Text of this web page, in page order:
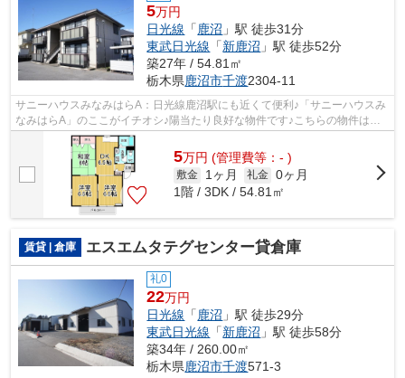
5万円
日光線 「 鹿沼 」駅 徒歩31分
東武日光線 「新鹿沼 」駅 徒歩52分
築27年 / 54.81㎡
栃木県鹿沼市千渡2304-11
サニーハウスみなみはらA：日光線鹿沼駅にも近くて便利♪「サニーハウスみ
なみはらA」のここがイチオシ♪陽当たり良好な物件です♪こちらの物件はア
パートです♪鹿沼市エリアにある賃貸情...
5万円 (管理費等：- )
敷金 1ヶ月 礼金 0ヶ月
1階 / 3DK / 54.81㎡
賃貸 | 倉庫 エスエムタテグセンター貸倉庫
礼0
22万円
日光線 「鹿沼 」駅 徒歩29分
東武日光線 「新鹿沼 」駅 徒歩58分
築34年 / 260.00㎡
栃木県鹿沼市千渡571-3